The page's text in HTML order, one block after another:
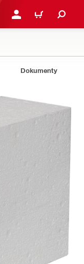
PŘIHLÁSIT NEBO
KOŠÍK
Dokumenty